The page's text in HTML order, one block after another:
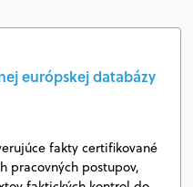
európskej databázy
fakty certifikované
pracovných postupov,